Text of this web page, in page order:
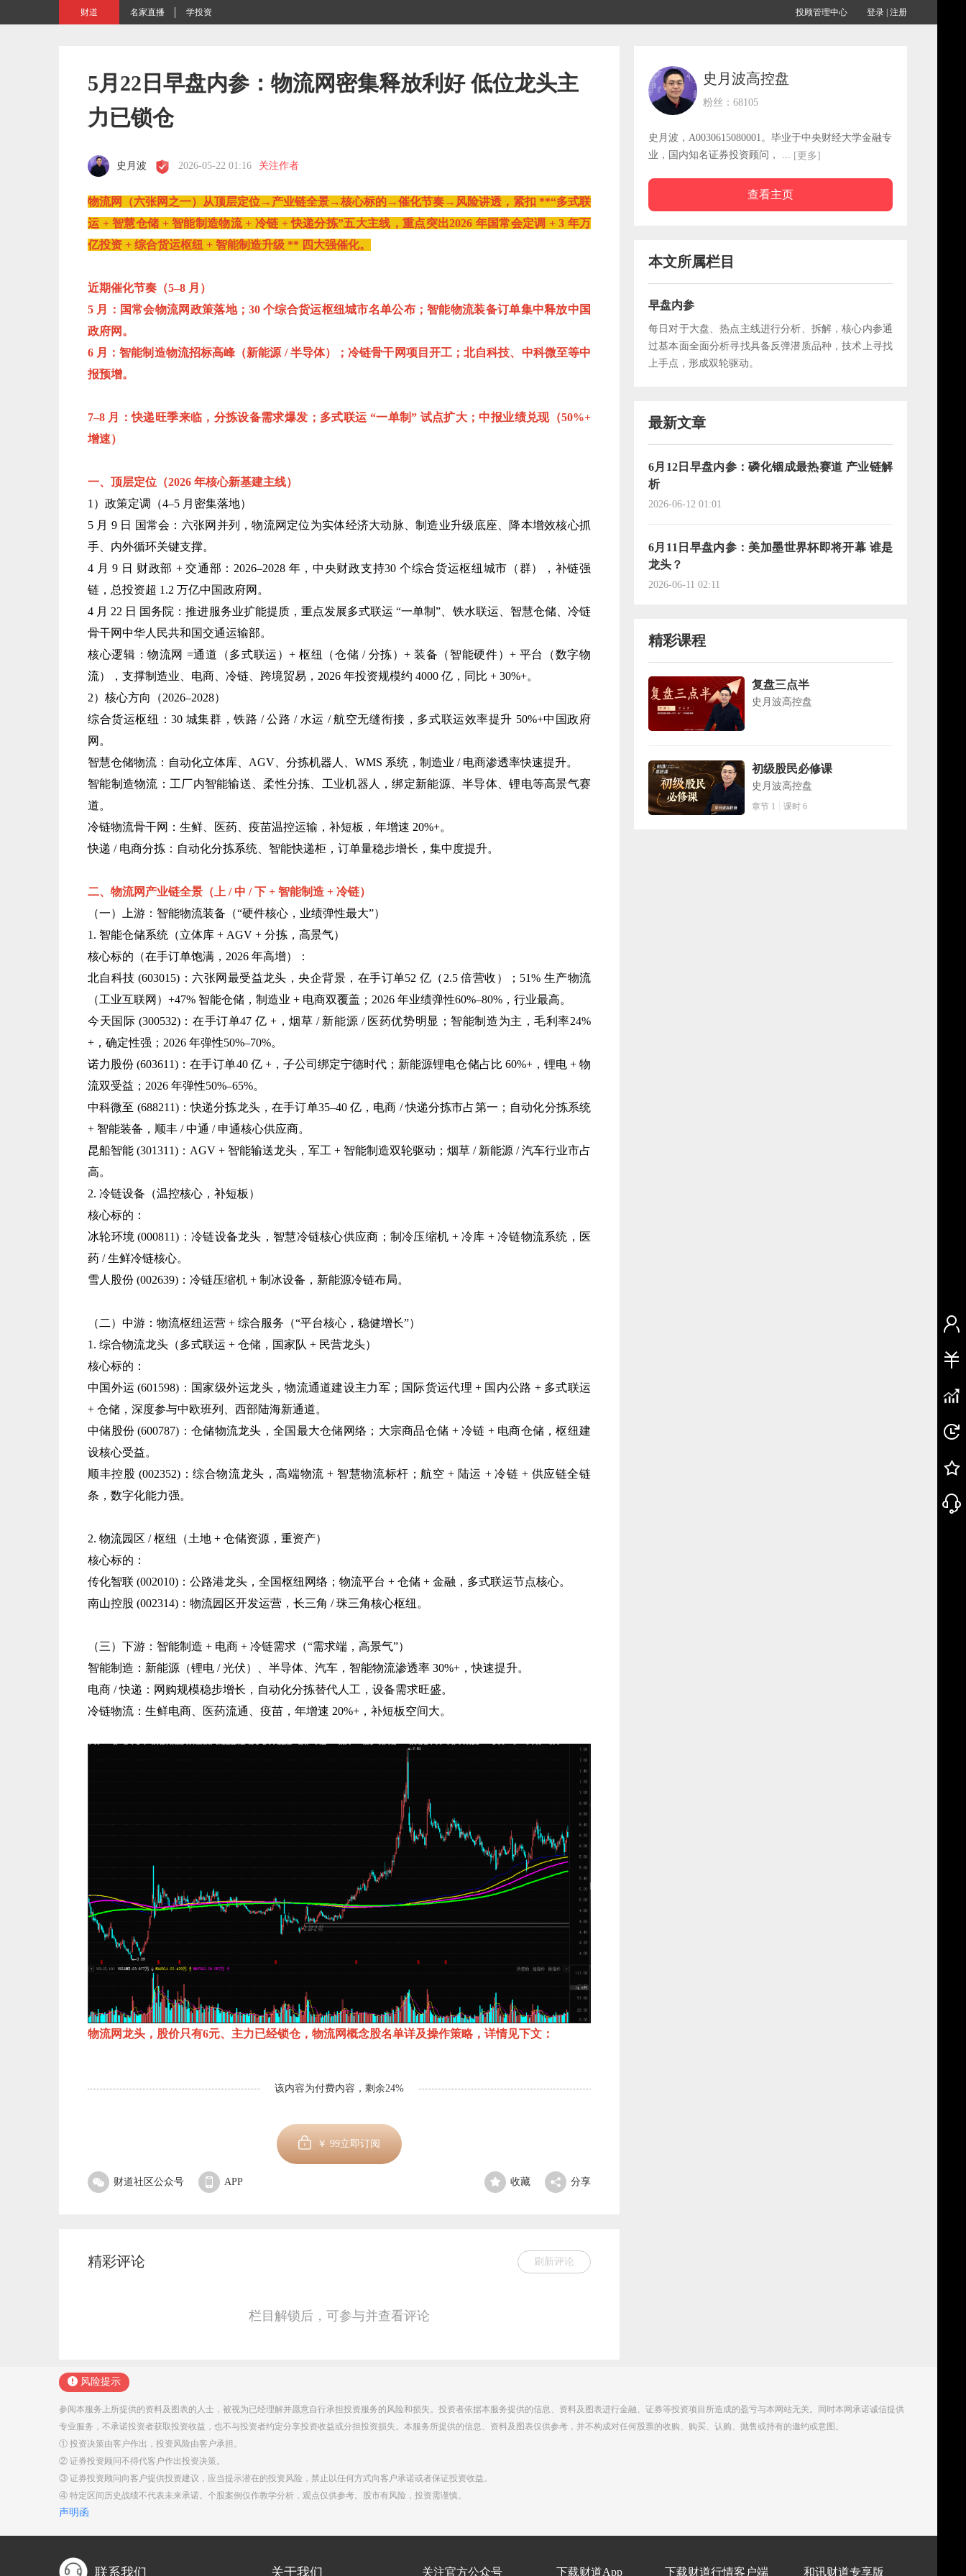
财道 名家直播 学投资 登录 注册
投顾管理中心
5月22日早盘内参：物流网密集释放利好 低位龙头主
力已锁仓
史月波 2026-05-22 01:16 关注作者
物流网（六张网之一）从顶层定位→产业链全景→核心标的→催化节奏→风险讲透，紧扣 **“多式联
运 + 智慧仓储 + 智能制造物流 + 冷链 + 快递分拣”五大主线，重点突出2026 年国常会定调 + 3 年万
亿投资 + 综合货运枢纽 + 智能制造升级 ** 四大强催化。
近期催化节奏（5–8 月）
5 月：国常会物流网政策落地；30 个综合货运枢纽城市名单公布；智能物流装备订单集中释放中国
政府网。
6 月：智能制造物流招标高峰（新能源 / 半导体）；冷链骨干网项目开工；北自科技、中科微至等中
报预增。
7–8 月：快递旺季来临，分拣设备需求爆发；多式联运 “一单制” 试点扩大；中报业绩兑现（50%+
增速）
一、顶层定位（2026 年核心新基建主线）
1）政策定调（4–5 月密集落地）
5 月 9 日 国常会：六张网并列，物流网定位为实体经济大动脉、制造业升级底座、降本增效核心抓
手、内外循环关键支撑。
4 月 9 日 财政部 + 交通部：2026–2028 年，中央财政支持30 个综合货运枢纽城市（群），补链强
链，总投资超 1.2 万亿中国政府网。
4 月 22 日 国务院：推进服务业扩能提质，重点发展多式联运 “一单制”、铁水联运、智慧仓储、冷链
骨干网中华人民共和国交通运输部。
核心逻辑：物流网 =通道（多式联运）+ 枢纽（仓储 / 分拣）+ 装备（智能硬件）+ 平台（数字物
流），支撑制造业、电商、冷链、跨境贸易，2026 年投资规模约 4000 亿，同比 + 30%+。
2）核心方向（2026–2028）
综合货运枢纽：30 城集群，铁路 / 公路 / 水运 / 航空无缝衔接，多式联运效率提升 50%+中国政府
网。
智慧仓储物流：自动化立体库、AGV、分拣机器人、WMS 系统，制造业 / 电商渗透率快速提升。
智能制造物流：工厂内智能输送、柔性分拣、工业机器人，绑定新能源、半导体、锂电等高景气赛
道。
冷链物流骨干网：生鲜、医药、疫苗温控运输，补短板，年增速 20%+。
快递 / 电商分拣：自动化分拣系统、智能快递柜，订单量稳步增长，集中度提升。
二、物流网产业链全景（上 / 中 / 下 + 智能制造 + 冷链）
（一）上游：智能物流装备（“硬件核心，业绩弹性最大”）
1. 智能仓储系统（立体库 + AGV + 分拣，高景气）
核心标的（在手订单饱满，2026 年高增）：
北自科技 (603015)：六张网最受益龙头，央企背景，在手订单52 亿（2.5 倍营收）；51% 生产物流
（工业互联网）+47% 智能仓储，制造业 + 电商双覆盖；2026 年业绩弹性60%–80%，行业最高。
今天国际 (300532)：在手订单47 亿 +，烟草 / 新能源 / 医药优势明显；智能制造为主，毛利率24%
+，确定性强；2026 年弹性50%–70%。
诺力股份 (603611)：在手订单40 亿 +，子公司绑定宁德时代；新能源锂电仓储占比 60%+，锂电 + 物
流双受益；2026 年弹性50%–65%。
中科微至 (688211)：快递分拣龙头，在手订单35–40 亿，电商 / 快递分拣市占第一；自动化分拣系统
+ 智能装备，顺丰 / 中通 / 申通核心供应商。
昆船智能 (301311)：AGV + 智能输送龙头，军工 + 智能制造双轮驱动；烟草 / 新能源 / 汽车行业市占
高。
2. 冷链设备（温控核心，补短板）
核心标的：
冰轮环境 (000811)：冷链设备龙头，智慧冷链核心供应商；制冷压缩机 + 冷库 + 冷链物流系统，医
药 / 生鲜冷链核心。
雪人股份 (002639)：冷链压缩机 + 制冰设备，新能源冷链布局。
（二）中游：物流枢纽运营 + 综合服务（“平台核心，稳健增长”）
1. 综合物流龙头（多式联运 + 仓储，国家队 + 民营龙头）
核心标的：
中国外运 (601598)：国家级外运龙头，物流通道建设主力军；国际货运代理 + 国内公路 + 多式联运
+ 仓储，深度参与中欧班列、西部陆海新通道。
中储股份 (600787)：仓储物流龙头，全国最大仓储网络；大宗商品仓储 + 冷链 + 电商仓储，枢纽建
设核心受益。
顺丰控股 (002352)：综合物流龙头，高端物流 + 智慧物流标杆；航空 + 陆运 + 冷链 + 供应链全链
条，数字化能力强。
2. 物流园区 / 枢纽（土地 + 仓储资源，重资产）
核心标的：
传化智联 (002010)：公路港龙头，全国枢纽网络；物流平台 + 仓储 + 金融，多式联运节点核心。
南山控股 (002314)：物流园区开发运营，长三角 / 珠三角核心枢纽。
（三）下游：智能制造 + 电商 + 冷链需求（“需求端，高景气”）
智能制造：新能源（锂电 / 光伏）、半导体、汽车，智能物流渗透率 30%+，快速提升。
电商 / 快递：网购规模稳步增长，自动化分拣替代人工，设备需求旺盛。
冷链物流：生鲜电商、医药流通、疫苗，年增速 20%+，补短板空间大。
物流网龙头，股价只有6元、主力已经锁仓，物流网概念股名单详及操作策略，详情见下文：
该内容为付费内容，剩余24%
￥ 99立即订阅
财道社区公众号 APP 分享
收藏
精彩评论 刷新评论
栏目解锁后，可参与并查看评论
史月波高控盘
粉丝：68105
史月波，A0030615080001。毕业于中央财经大学金融专
业，国内知名证券投资顾问， ... [更多]
查看主页
本文所属栏目
早盘内参
每日对于大盘、热点主线进行分析、拆解，核心内参通
过基本面全面分析寻找具备反弹潜质品种，技术上寻找
上手点，形成双轮驱动。
最新文章
6月12日早盘内参：磷化铟成最热赛道 产业链解
析
2026-06-12 01:01
6月11日早盘内参：美加墨世界杯即将开幕 谁是
龙头？
2026-06-11 02:11
精彩课程
复盘三点半
史月波高控盘
初级股民必修课
史月波高控盘
章节 1 课时 6
风险提示
参阅本服务上所提供的资料及图表的人士，被视为已经理解并愿意自行承担投资服务的风险和损失。投资者依据本服务提供的信息、资料及图表进行金融、证券等投资项目所造成的盈亏与本网站无关。同时本网承诺诚信提供
专业服务，不承诺投资者获取投资收益，也不与投资者约定分享投资收益或分担投资损失。本服务所提供的信息、资料及图表仅供参考，并不构成对任何股票的收购、购买、认购、抛售或持有的邀约或意图。
① 投资决策由客户作出，投资风险由客户承担。
② 证券投资顾问不得代客户作出投资决策。
③ 证券投资顾问向客户提供投资建议，应当提示潜在的投资风险，禁止以任何方式向客户承诺或者保证投资收益。
④ 特定区间历史战绩不代表未来承诺。个股案例仅作教学分析，观点仅供参考。股市有风险，投资需谨慎。
声明函
联系我们 和讯财道专享版
下载财道行情客户端
下载财道App
关注官方公众号
关于我们